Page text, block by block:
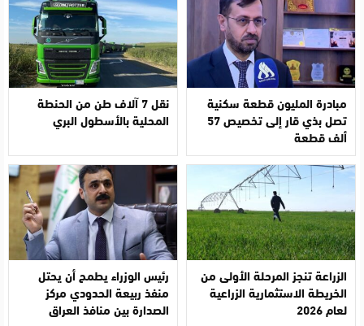
مبادرة المليون قطعة سكنية
تصل بذي قار إلى تخصيص 57
ألف قطعة
نقل 7 آلاف طن من الحنطة
المحلية بالأسطول البري
الزراعة تنجز المرحلة الأولى من
الخريطة الاستثمارية الزراعية
لعام 2026
رئيس الوزراء يطمح أن يحتل
منفذ ربيعة الحدودي مركز
الصدارة بين منافذ العراق